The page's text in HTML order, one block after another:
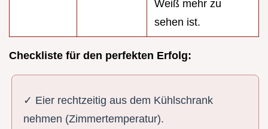
Weiß mehr zu
sehen ist.
Checkliste für den perfekten Erfolg:
✓ Eier rechtzeitig aus dem Kühlschrank
nehmen (Zimmertemperatur).